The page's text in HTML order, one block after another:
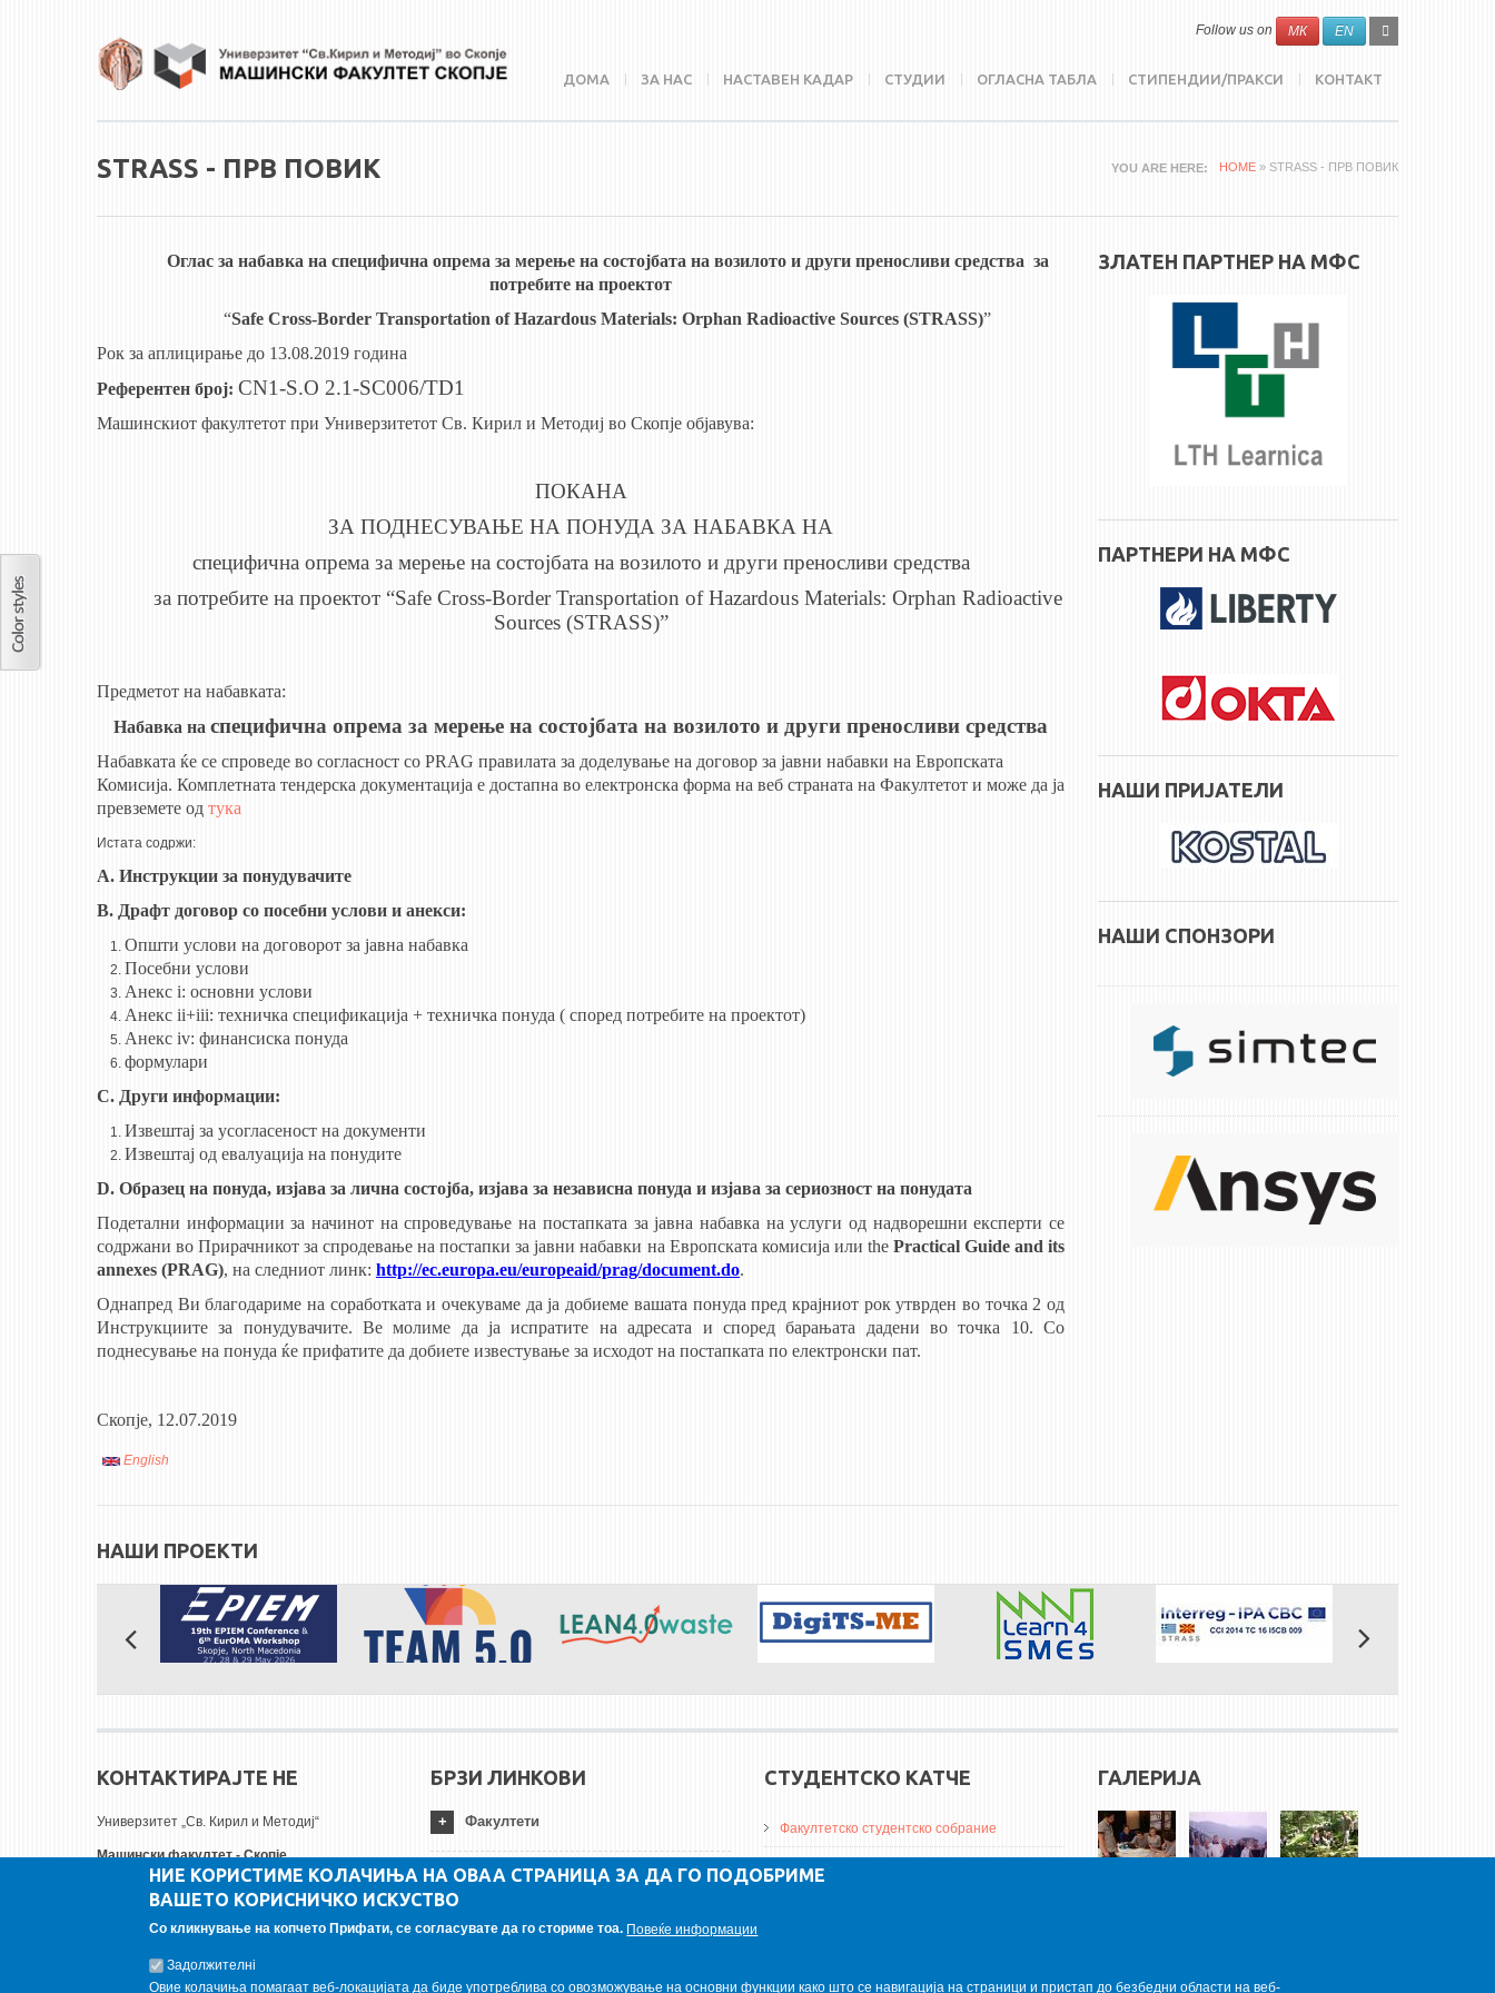
SEARCH
FORM
Search
Follow us on МК EN
ДОМА ЗА НАС НАСТАВЕН КАДАР СТУДИИ ОГЛАСНА ТАБЛА СТИПЕНДИИ/ПРАКСИ КОНТАКТ
YOU ARE HERE HOME » STRASS - ПРВ ПОВИК
STRASS - ПРВ ПОВИК
Оглас за набавка на специфична опрема за мерење на состојбата на возилото и други преносливи средства за
потребите на проектот
“Safe Cross-Border Transportation of Hazardous Materials: Orphan Radioactive Sources (STRASS)”
Рок за аплицирање до 13.08.2019 година
Референтен број: CN1-S.O 2.1-SC006/TD1
Машинскиот факултетот при Универзитетот Св. Кирил и Методиј во Скопје објавува:
ПОКАНА
ЗА ПОДНЕСУВАЊЕ НА ПОНУДА ЗА НАБАВКА НА
специфична опрема за мерење на состојбата на возилото и други преносливи средства
за потребите на проектот “Safe Cross-Border Transportation of Hazardous Materials: Orphan Radioactive
Sources (STRASS)”
Предметот на набавката:
Набавка на специфична опрема за мерење на состојбата на возилото и други преносливи средства
Набавката ќе се спроведе во согласност со PRAG правилата за доделување на договор за јавни набавки на Европската
Комисија. Комплетната тендерска документација е достапна во електронска форма на веб страната на Факултетот и може да ја
превземете од тука
Истата содржи:
A. Инструкции за понудувачите
B. Драфт договор со посебни услови и анекси:
Општи услови на договорот за јавна набавка
Посебни услови
Анекс i: основни услови
Анекс ii+iii: техничка спецификација + техничка понуда ( според потребите на проектот)
Анекс iv: финансиска понуда
формулари
C. Други информации:
Извештај за усогласеност на документи
Извештај од евалуација на понудите
D. Образец на понуда, изјава за лична состојба, изјава за независна понуда и изјава за сериозност на понудата
Подетални информации за начинот на спроведување на постапката за јавна набавка на услуги од надворешни експерти се
содржани во Прирачникот за спродевање на постапки за јавни набавки на Европската комисија или the Practical Guide and its
annexes (PRAG), на следниот линк: http://ec.europa.eu/europeaid/prag/document.do.
Однапред Ви благодариме на соработката и очекуваме да ја добиеме вашата понуда пред крајниот рок утврден во точка 2 од
Инструкциите за понудувачите. Ве молиме да ја испратите на адресата и според барањата дадени во точка 10. Со
поднесување на понуда ќе прифатите да добиете известување за исходот на постапката по електронски пат.
Скопје, 12.07.2019
English
ЗЛАТЕН ПАРТНЕР НА МФС
ПАРТНЕРИ НА МФС
НАШИ ПРИЈАТЕЛИ
НАШИ СПОНЗОРИ
НАШИ ПРОЕКТИ
КОНТАКТИРАЈТЕ НЕ
Универзитет „Св. Кирил и Методиј“
Машински факултет - Скопје
Руѓер Бошковиќ бр.18
1000 Скопје, Република Северна Македонија
+ 389 2 3099-200
Е-пошта:contact@mf.edu.mk
БРЗИ ЛИНКОВИ
Факултети
Универзитети
Институции
СТУДЕНТСКО КАТЧЕ
Факултетско студентско собрание
ДА Винчи магазин
ГАЛЕРИЈА
НИЕ КОРИСТИМЕ КОЛАЧИЊА НА ОВАА СТРАНИЦА ЗА ДА ГО ПОДОБРИМЕ
ВАШЕТО КОРИСНИЧКО ИСКУСТВО
Со кликнување на копчето Прифати, се согласувате да го сториме тоа. Повеќе информации
Задолжителнi
Овие колачиња помагаат веб-локацијата да биде употреблива со овозможување на основни функции како што се навигација на страници и пристап до безбедни области на веб-